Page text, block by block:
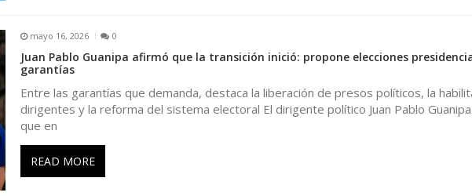
mayo 16, 2026 0
Juan Pablo Guanipa afirmó que la transición inició: propone elecciones
garantías
Entre las garantías que demanda, destaca la liberación de presos políticos, la
dirigentes y la reforma del sistema electoral El dirigente político Juan Pablo
que en
READ MORE